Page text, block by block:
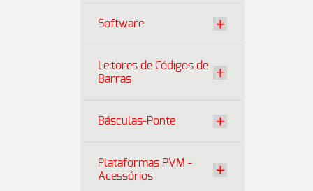
Software
Leitores de Códigos de
Barras
Básculas-Ponte
Plataformas PVM -
Acessórios